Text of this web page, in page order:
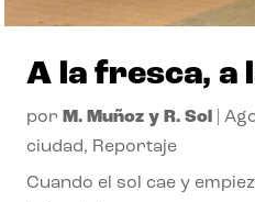
A la fresca, a
por M. Muñoz y R. Sol
ciudad, Reportaje
Cuando el sol cae y